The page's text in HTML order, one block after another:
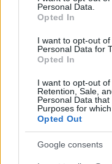
Personal Data.
Opted In
I want to opt-out
Personal Data for
Opted In
I want to opt-out of
Retention, Sale,
Personal Data
Purposes for
Opted Out
Google consents